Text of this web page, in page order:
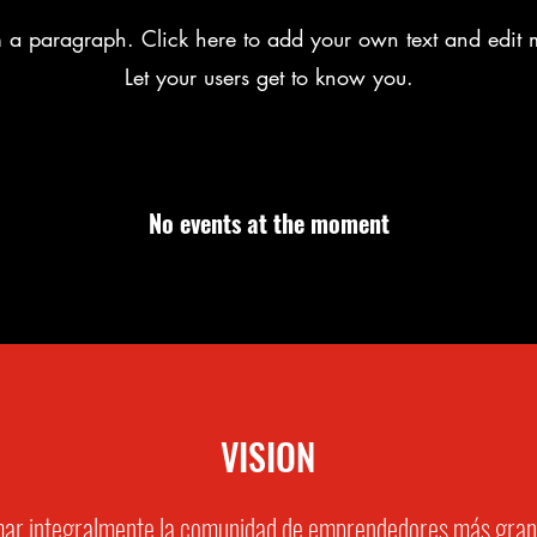
a paragraph. Click here to add your own text and edit
Let your users get to know you.
No events at the moment
VISION
integralmente la comunidad de emprendedores más